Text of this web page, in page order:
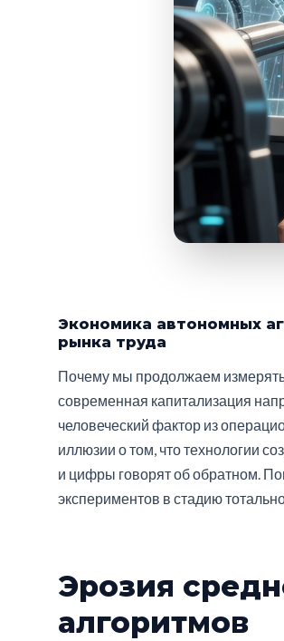
Экономика автономных
рынка труда
Почему мы продолжаем измерять
современная капитализация
человеческий фактор из
иллюзии о том, что технологии
и цифры говорят об обратном.
экспериментов в стадию
Эрозия
алгоритмов